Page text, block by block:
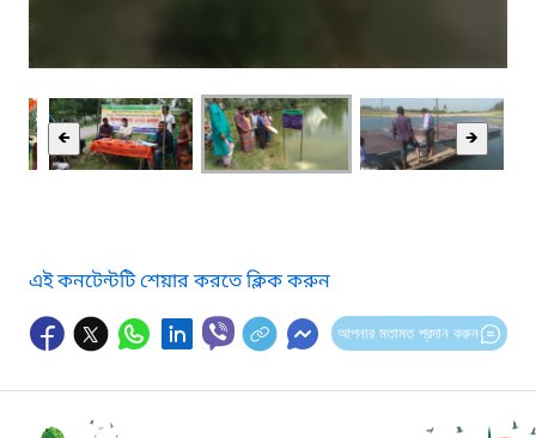
🡸 🡺
এই কনটেন্টটি শেয়ার করতে ক্লিক করুন
আপনার মতামত প্রদান করুন